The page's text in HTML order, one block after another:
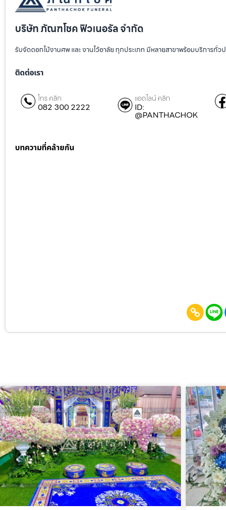
บริษัท ภัณฑโชค ฟิวเนอรัล จำกัด
รับจัดดอกไม้งานศพ และ งานไว้อาลัย ทุกประเภท มีหลายสาขาพร้อมบริการทั่ว
ติดต่อเรา
โทร คลิก
082 300 2222
แอดไลน์ คลิก
ID:
@PANTHACHOK
บทความที่คล้ายกัน